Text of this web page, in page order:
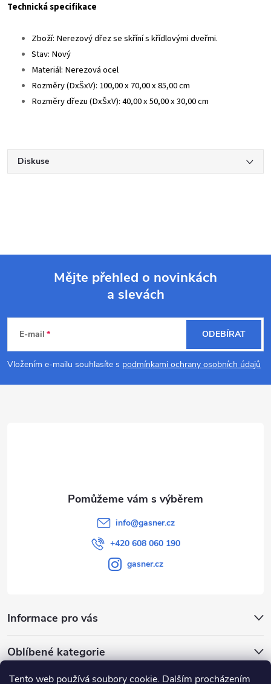
Tento web používá soubory cookie. Dalším procházením
Technická specifikace
Zboží: Nerezový dřez se skříní s křídlovými dveřmi.
Stav: Nový
Materiál: Nerezová ocel
Rozměry (DxŠxV): 100,00 x 70,00 x 85,00 cm
Rozměry dřezu (DxŠxV): 40,00 x 50,00 x 30,00 cm
Diskuse
p
a
Mějte přehled o novinkách
a slevách
E-mail
Vložením e-mailu souhlasíte s podmínkami ochrany osobních údajů
ODEBÍRAT
info@gasner.cz
+420 608 060 190
gasner.cz
Informace pro vás
Oblíbené kategorie